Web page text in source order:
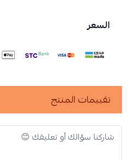
السعر
تقييمات المنتج